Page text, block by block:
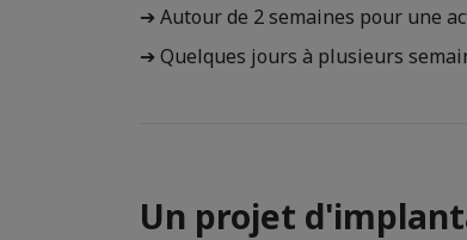
➔ Autour de 2 semaines pour une
➔ Quelques jours à plusieurs
Un projet